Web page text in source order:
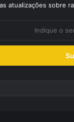
atualizações sobre